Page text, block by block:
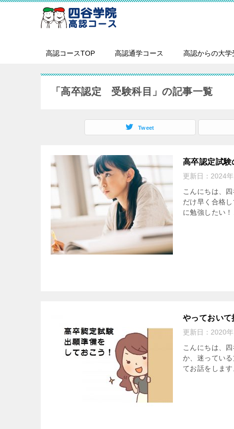
高認コースTOP 高認通学コース 高認からの大学
「高卒認定 受験科目」の記事一覧
Tweet
高卒認定試
更新日： 2024
こんにちは、
だけ早く合格
に勉強したい
やっておい
更新日： 2020
こんにちは、
か、迷ってい
てお話をしま